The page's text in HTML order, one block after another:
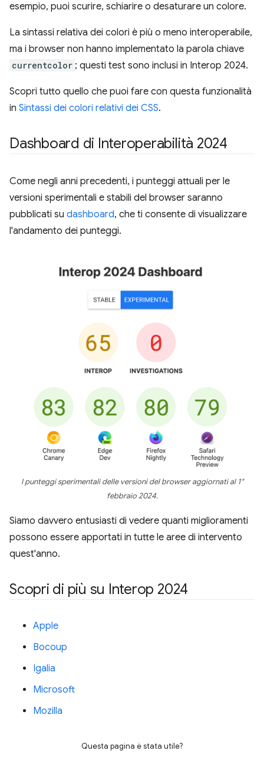
esempio, puoi scurire, schiarire o desaturare un colore.
La sintassi relativa dei colori è più o meno interoperabile,
ma i browser non hanno implementato la parola chiave
currentcolor ; questi test sono inclusi in Interop 2024.
Scopri tutto quello che puoi fare con questa funzionalità
in Sintassi dei colori relativi dei CSS.
Dashboard di Interoperabilità 2024
Come negli anni precedenti, i punteggi attuali per le
versioni sperimentali e stabili del browser saranno
pubblicati su dashboard, che ti consente di visualizzare
l'andamento dei punteggi.
I punteggi sperimentali delle versioni del browser aggiornati al 1°
febbraio 2024.
Siamo davvero entusiasti di vedere quanti miglioramenti
possono essere apportati in tutte le aree di intervento
quest'anno.
Scopri di più su Interop 2024
Apple
Bocoup
Igalia
Microsoft
Mozilla
Questa pagina è stata utile?